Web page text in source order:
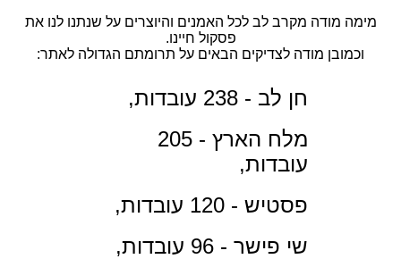
מימה מודה מקרב לב לכל האמנים והיוצרים על שנתנו לנו את
פסקול חיינו.
וכמובן מודה לצדיקים הבאים על תרומתם הגדולה לאתר:
חן לב - 238 עובדות,
מלח הארץ - 205
עובדות,
פסטיש - 120 עובדות,
שי פישר - 96 עובדות,